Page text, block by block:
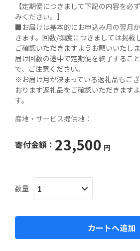
【定期便につきまして下記の内容を必
みください。】
■お届けは基本的にお申込み月の翌月
きます。回数/頻度につきましては掲載
ご確認いただきますようお願いいたし
届け回数の途中で定期便を終了するこ
で、ご注意ください。
※お届け月が決まっている返礼品もご
おります返礼品をご確認いただきます
す。
産地・サービス提供地：
寄付金額： 23,500 円
数量
カートへ追加